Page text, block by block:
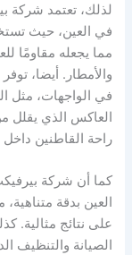
لذلك، تعتمد شركة
في العين، حيث
مما يجعله مقاومًا
والأمطار. أيضا،
في الواجهات، مثل
العاكس الذي يقلل
راحة القاطنين داخل
كما أن شركة
العين بدقة
على نتائج مثالية.
الصيانة والتنظيف